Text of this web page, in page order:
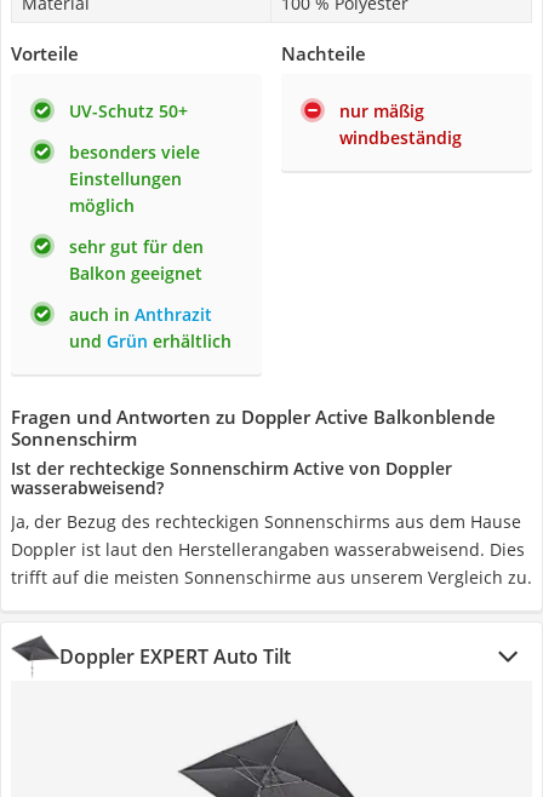
Vorteile
UV-Schutz 50+
besonders viele
Einstellungen
möglich
sehr gut für den
Balkon geeignet
auch in Anthrazit
und Grün erhältlich
Nachteile
nur mäßig
windbeständig
Fragen und Antworten zu Doppler Active Balkonblende
Sonnenschirm
Ist der rechteckige Sonnenschirm Active von Doppler
wasserabweisend?
Ja, der Bezug des rechteckigen Sonnenschirms aus dem Hause
Doppler ist laut den Herstellerangaben wasserabweisend. Dies
trifft auf die meisten Sonnenschirme aus unserem Vergleich zu.
Doppler EXPERT Auto Tilt